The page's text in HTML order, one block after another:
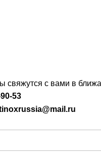
свяжутся с вами в
53